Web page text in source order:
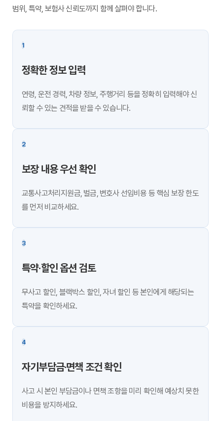
범위, 특약, 보험사 신뢰도까지 함께 살펴야 합니다.
1
정확한 정보 입력
연령, 운전 경력, 차량 정보, 주행거리 등을 정확히 입력해야 신
뢰할 수 있는 견적을 받을 수 있습니다.
2
보장 내용 우선 확인
교통사고처리지원금, 벌금, 변호사 선임비용 등 핵심 보장 한도
를 먼저 비교하세요.
3
특약·할인 옵션 검토
무사고 할인, 블랙박스 할인, 자녀 할인 등 본인에게 해당되는
특약을 확인하세요.
4
자기부담금·면책 조건 확인
사고 시 본인 부담금이나 면책 조항을 미리 확인해 예상치 못한
비용을 방지하세요.